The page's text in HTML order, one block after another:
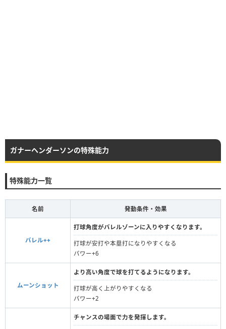
ガナーヘンダーソンの特殊能力
特殊能力一覧
名前 発動条件・効果
バレル++
打球角度がバレルゾーンに入りやすくなります。
打球が安打や本塁打になりやすくなる
パワー+6
ムーンショット
より高い角度で球を打てるようになります。
打球が高く上がりやすくなる
パワー+2
チャンスの場面で力を発揮します。